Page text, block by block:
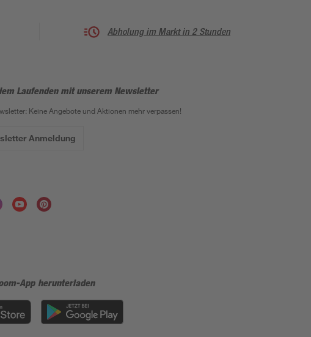
Abholung im Markt in 2 Stunden
Laufenden mit unserem Newsletter
Keine Angebote und Aktionen mehr verpassen!
Anmeldung
App herunterladen